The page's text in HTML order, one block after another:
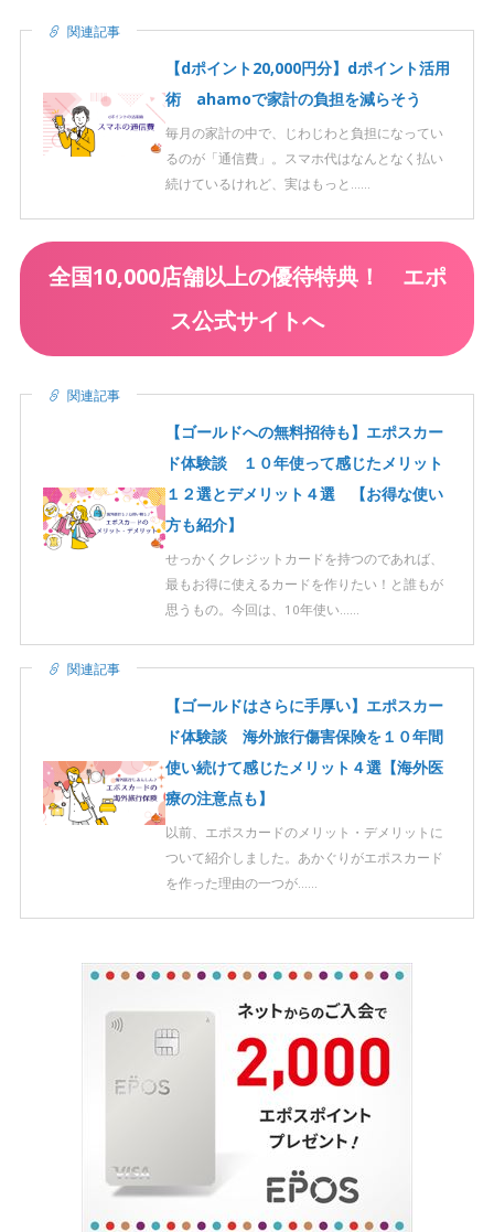
関連記事
【dポイント20,000円分】dポイント活用
術 ahamoで家計の負担を減らそう
毎月の家計の中で、じわじわと負担になってい
るのが「通信費」。スマホ代はなんとなく払い
続けているけれど、実はもっと……
全国10,000店舗以上の優待特典！ エポ
ス公式サイトへ
関連記事
【ゴールドへの無料招待も】エポスカー
ド体験談 １０年使って感じたメリット
１２選とデメリット４選 【お得な使い
方も紹介】
せっかくクレジットカードを持つのであれば、
最もお得に使えるカードを作りたい！と誰もが
思うもの。今回は、10年使い……
関連記事
【ゴールドはさらに手厚い】エポスカー
ド体験談 海外旅行傷害保険を１０年間
使い続けて感じたメリット４選【海外医
療の注意点も】
以前、エポスカードのメリット・デメリットに
ついて紹介しました。あかぐりがエポスカード
を作った理由の一つが……